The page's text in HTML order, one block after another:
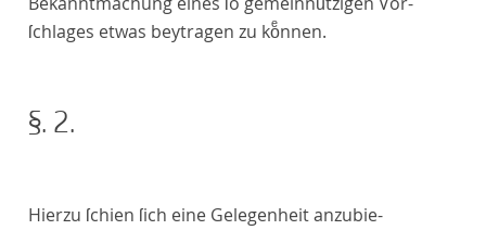
ſchlages etwas beytragen zu koͤnnen.
§. 2.
Hierzu ſchien ſich eine Gelegenheit anzubie-